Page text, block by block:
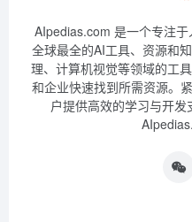
AIpedias.com 是一个专注
全球最全的AI工具、资源和
理、计算机视觉等领域的工
和企业快速找到所需资源。
户提供高效的学习与开